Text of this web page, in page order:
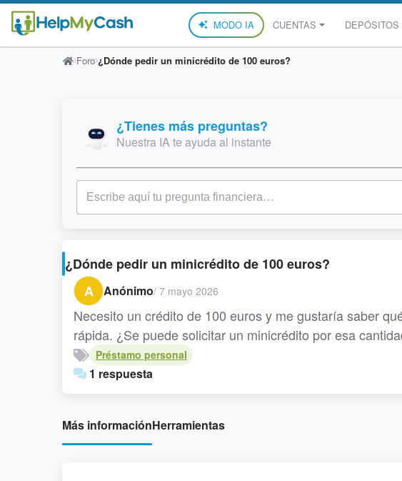
MODO IA CUENTAS DEPÓSITOS
Foro ¿Dónde pedir un minicrédito de 100 euros?
¿Tienes más preguntas?
Nuestra IA te ayuda al instante
¿Dónde pedir un minicrédito de 100 euros?
A Anónimo/ 7 mayo 2026
Necesito un crédito de 100 euros y me gustaría saber
rápida. ¿Se puede solicitar un minicrédito por esa
Préstamo personal
1 respuesta
Más informaciónHerramientas